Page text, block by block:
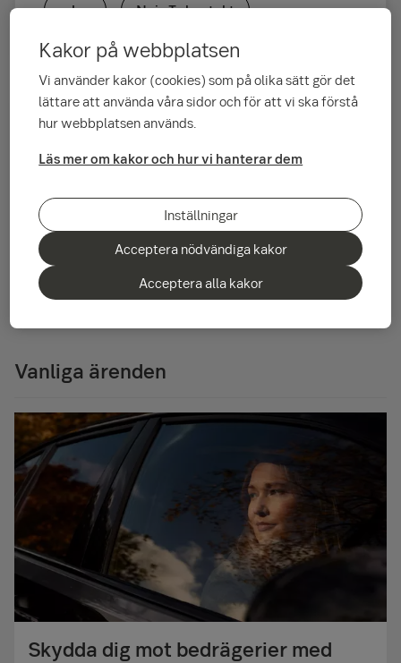
Ja Nej - Ta kontakt
Relaterade frågor och svar
Hur öppnar jag ett investeringssparkonto (ISK)?
Kan jag plocka ut pengarna från mitt individuella
pensionssparande (IPS)?
Hur öppnar jag ett placeringskonto?
Vanliga ärenden
Skydda dig mot bedrägerier med
Kakor på webbplatsen
Vi använder kakor (cookies) som på olika sätt gör det
lättare att använda våra sidor och för att vi ska förstå
hur webbplatsen används.
Läs mer om kakor och hur vi hanterar dem
Inställningar
Acceptera nödvändiga kakor
Acceptera alla kakor